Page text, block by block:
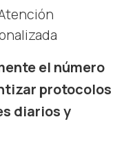
el número
protocolos
diarios y